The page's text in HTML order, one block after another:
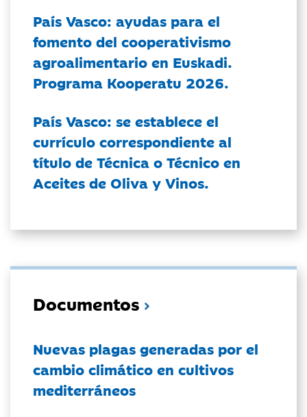
País Vasco: ayudas para el
fomento del cooperativismo
agroalimentario en Euskadi.
Programa Kooperatu 2026.
País Vasco: se establece el
currículo correspondiente al
título de Técnica o Técnico en
Aceites de Oliva y Vinos.
Documentos
Nuevas plagas generadas por el
cambio climático en cultivos
mediterráneos